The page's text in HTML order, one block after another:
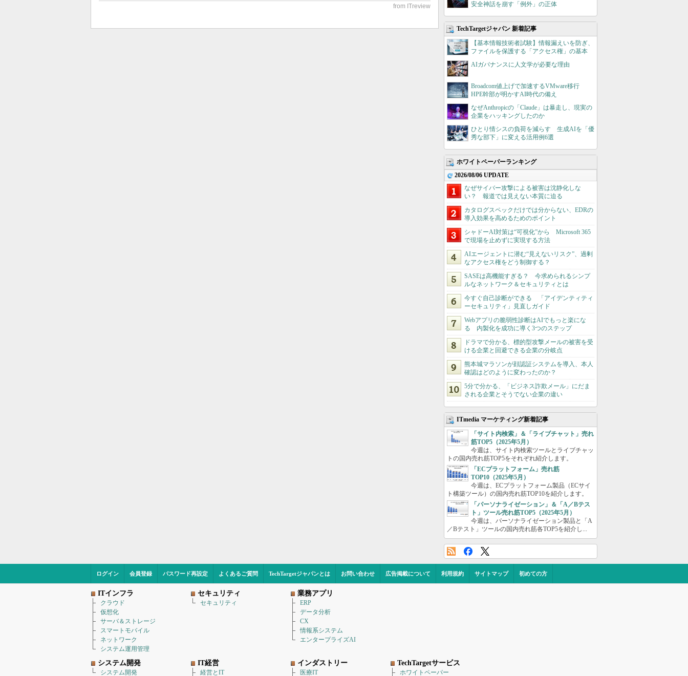
安全神話を崩す「例外」の正体
TechTargetジャパン 新着記事
【基本情報技術者試験】情報漏えいを防ぎ、
ファイルを保護する「アクセス権」の基本
AIガバナンスに人文学が必要な理由
Broadcom値上げで加速するVMware移行
HPE幹部が明かすAI時代の備え
なぜAnthropicの「Claude」は暴走し、現実の
企業をハッキングしたのか
ひとり情シスの負荷を減らす 生成AIを「優
秀な部下」に変える活用例6選
ホワイトペーパーランキング
2026/08/06 UPDATE
なぜサイバー攻撃による被害は沈静化しな
い？ 報道では見えない本質に迫る
カタログスペックだけでは分からない、EDRの
導入効果を高めるためのポイント
シャドーAI対策は“可視化”から Microsoft 365
で現場を止めずに実現する方法
AIエージェントに潜む“見えないリスク”、過剰
なアクセス権をどう制御する？
SASEは高機能すぎる？ 今求められるシンプ
ルなネットワーク＆セキュリティとは
今すぐ自己診断ができる 「アイデンティティ
ーセキュリティ」見直しガイド
Webアプリの脆弱性診断はAIでもっと楽にな
る 内製化を成功に導く3つのステップ
ドラマで分かる、標的型攻撃メールの被害を受
ける企業と回避できる企業の分岐点
熊本城マラソンが顔認証システムを導入、本人
確認はどのように変わったのか？
5分で分かる、「ビジネス詐欺メール」にだま
される企業とそうでない企業の違い
ITmedia マーケティング新着記事
「サイト内検索」＆「ライブチャット」売れ
筋TOP5（2025年5月）
今週は、サイト内検索ツールとライブチャッ
トの国内売れ筋TOP5をそれぞれ紹介します。
「ECプラットフォーム」売れ筋
TOP10（2025年5月）
今週は、ECプラットフォーム製品（ECサイ
ト構築ツール）の国内売れ筋TOP10を紹介します。
「パーソナライゼーション」＆「A／Bテス
ト」ツール売れ筋TOP5（2025年5月）
今週は、パーソナライゼーション製品と「A
／Bテスト」ツールの国内売れ筋各TOP5を紹介し...
ログイン 会員登録 パスワード再設定 よくあるご質問 TechTargetジャパンとは お問い合わせ 広告掲載について 利用規約 サイトマップ 初めての方
ITインフラ
クラウド
仮想化
サーバ＆ストレージ
スマートモバイル
ネットワーク
システム運用管理
セキュリティ
セキュリティ
業務アプリ
ERP
データ分析
CX
情報系システム
エンタープライズAI
システム開発
システム開発
IT経営
経営とIT
インダストリー
医療IT
TechTargetサービス
ホワイトペーパー